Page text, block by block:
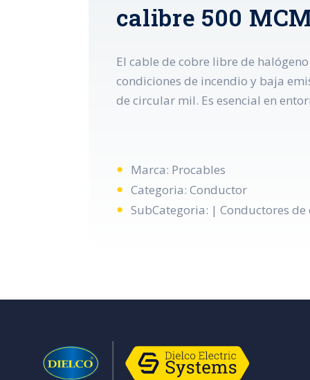
calibre 500
El cable de cobre libre de
condiciones de incendio y baja
de circular mil. Es esencial en
Marca: Procables
Categoria: Conductor
SubCategoria: | Conductores de